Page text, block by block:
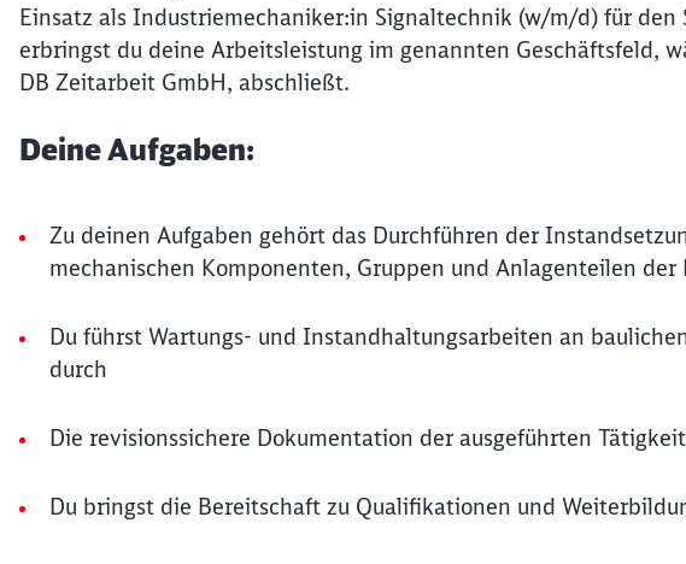
Einsatz als Industriemechaniker:in Signaltechnik (w/m/d) für
erbringst du deine Arbeitsleistung im genannten Geschäftsfeld,
DB Zeitarbeit GmbH, abschließt.
Deine Aufgaben:
Zu deinen Aufgaben gehört das Durchführen der
mechanischen Komponenten, Gruppen und Anlagenteilen
Du führst Wartungs- und Instandhaltungsarbeiten an
durch
Die revisionssichere Dokumentation der ausgeführten
Du bringst die Bereitschaft zu Qualifikationen und